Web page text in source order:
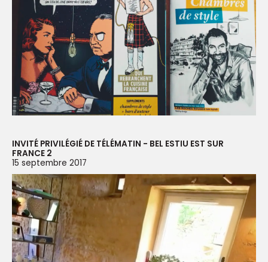
INVITÉ PRIVILÉGIÉ DE TÉLÉMATIN - BEL ESTIU EST SUR
FRANCE 2
15 septembre 2017